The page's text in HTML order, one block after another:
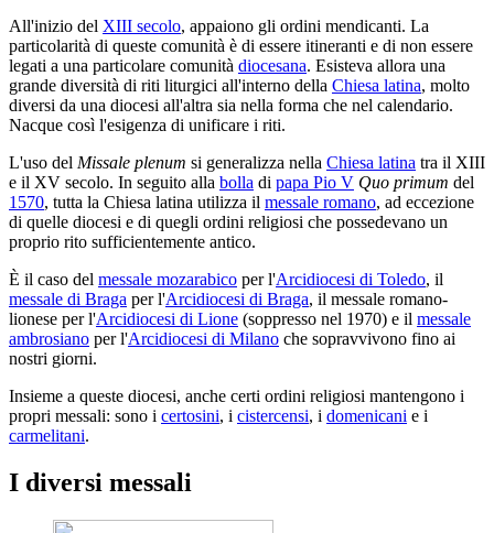
All'inizio del XIII secolo, appaiono gli ordini mendicanti. La
particolarità di queste comunità è di essere itineranti e di non essere
legati a una particolare comunità diocesana. Esisteva allora una
grande diversità di riti liturgici all'interno della Chiesa latina, molto
diversi da una diocesi all'altra sia nella forma che nel calendario.
Nacque così l'esigenza di unificare i riti.
L'uso del Missale plenum si generalizza nella Chiesa latina tra il XIII
e il XV secolo. In seguito alla bolla di papa Pio V Quo primum del
1570, tutta la Chiesa latina utilizza il messale romano, ad eccezione
di quelle diocesi e di quegli ordini religiosi che possedevano un
proprio rito sufficientemente antico.
È il caso del messale mozarabico per l'Arcidiocesi di Toledo, il
messale di Braga per l'Arcidiocesi di Braga, il messale romano-
lionese per l'Arcidiocesi di Lione (soppresso nel 1970) e il messale
ambrosiano per l'Arcidiocesi di Milano che sopravvivono fino ai
nostri giorni.
Insieme a queste diocesi, anche certi ordini religiosi mantengono i
propri messali: sono i certosini, i cistercensi, i domenicani e i
carmelitani.
I diversi messali